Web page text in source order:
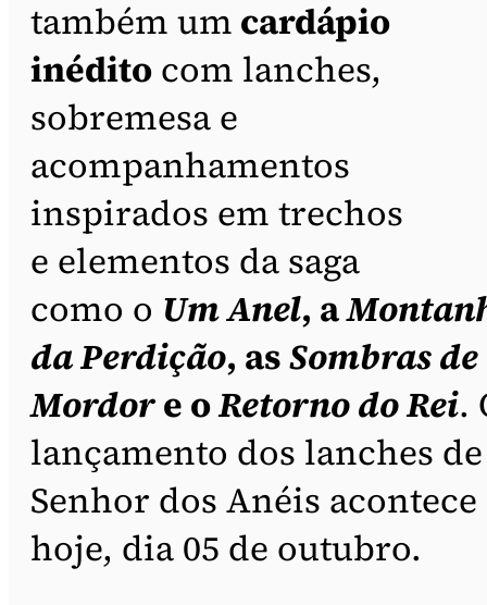
também um cardápio
inédito com lanches,
sobremesa e
acompanhamentos
inspirados em trechos
e elementos da saga
como o Um Anel, a
da Perdição, asSombras de
Mordore oRetorno do Rei.
lançamento dos lanches
Senhor dos Anéis acontece
hoje, dia 05 de outubro.